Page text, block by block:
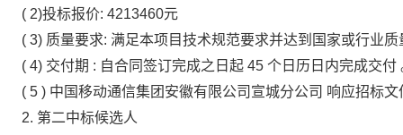
( 2)投标报价: 4213460元
( 3) 质量要求: 满足本项目技术规范要求并达到国家或行业
( 4) 交付期 : 自合同签订完成之日起 45 个日历日内完成交付
( 5 ) 中国移动通信集团安徽有限公司宣城分公司 响应招标
2. 第二中标候选人